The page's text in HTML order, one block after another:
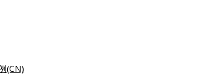
(CN)